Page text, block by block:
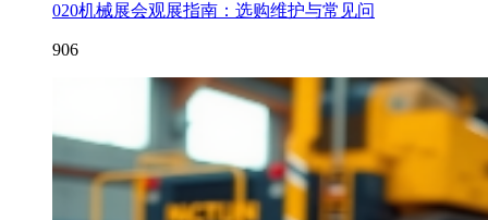
020机械展会观展指南：选购维护与常见问
906